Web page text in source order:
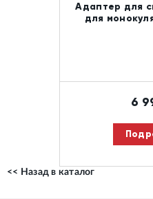
Адаптер для
для
6
<< Назад в каталог